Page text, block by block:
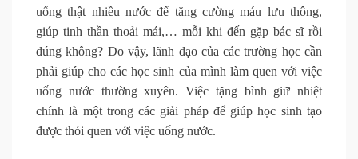
uống thật nhiều nước để tăng cường máu lưu thông,
giúp tinh thần thoải mái,… mỗi khi đến gặp bác sĩ rồi
đúng không? Do vậy, lãnh đạo của các trường học cần
phải giúp cho các học sinh của mình làm quen với việc
uống nước thường xuyên. Việc tặng bình giữ nhiệt
chính là một trong các giải pháp để giúp học sinh tạo
được thói quen với việc uống nước.